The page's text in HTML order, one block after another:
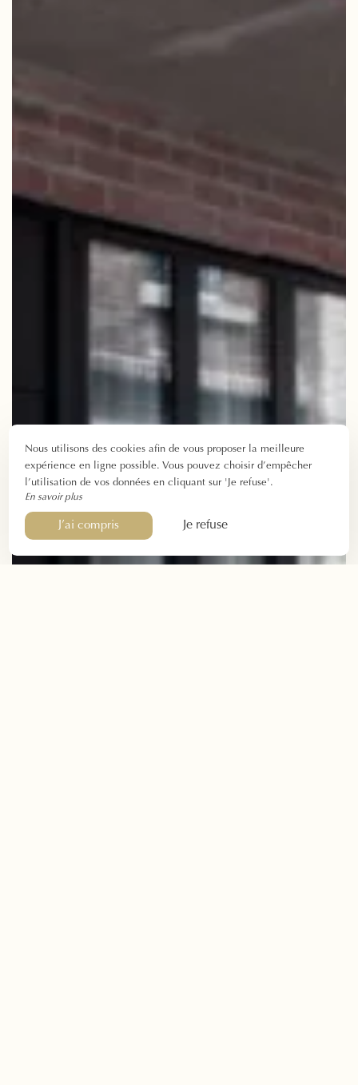
Nous utilisons des cookies afin de vous proposer la meilleure
expérience en ligne possible. Vous pouvez choisir d’empêcher
l’utilisation de vos données en cliquant sur 'Je refuse'.
En savoir plus
J’ai compris Je refuse